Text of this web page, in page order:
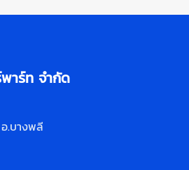
พาร์ท จำกัด
.บางพลี